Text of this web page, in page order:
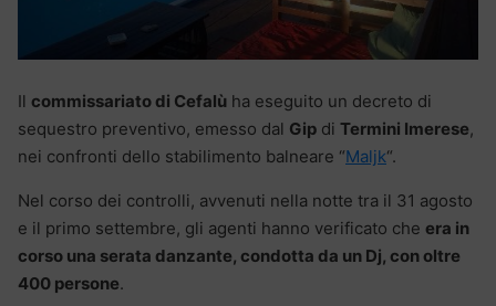
Il commissariato di Cefalù ha eseguito un decreto di
sequestro preventivo, emesso dal Gip di Termini Imerese,
nei confronti dello stabilimento balneare “Maljk“.
Nel corso dei controlli, avvenuti nella notte tra il 31 agosto
e il primo settembre, gli agenti hanno verificato che era in
corso una serata danzante, condotta da un Dj, con oltre
400 persone.